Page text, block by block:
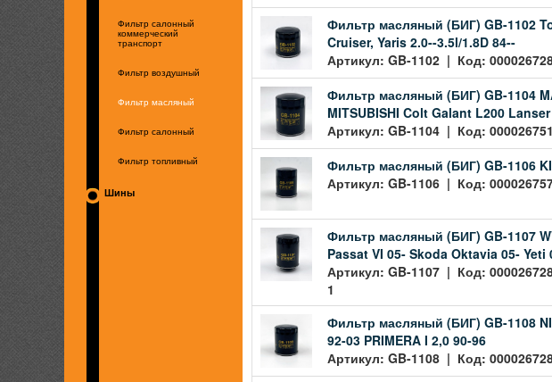
Фильтр салонный
коммерческий
транспорт
Фильтр воздушный
Фильтр масляный
Фильтр салонный
Фильтр топливный
Шины
Фильтр масляный (БИГ) GB-1102
Cruiser, Yaris 2.0--3.5l/1.8D 84--
Артикул: GB-1102 | Код:
Фильтр масляный (БИГ) GB-1104
MITSUBISHI Colt Galant L200
Артикул: GB-1104 | Код:
Фильтр масляный (БИГ) GB-1106
Артикул: GB-1106 | Код:
Фильтр масляный (БИГ) GB-1107
Passat VI 05- Skoda Oktavia 05- Yeti
Артикул: GB-1107 | Код:
1
Фильтр масляный (БИГ) GB-1108
92-03 PRIMERA I 2,0 90-96
Артикул: GB-1108 | Код: